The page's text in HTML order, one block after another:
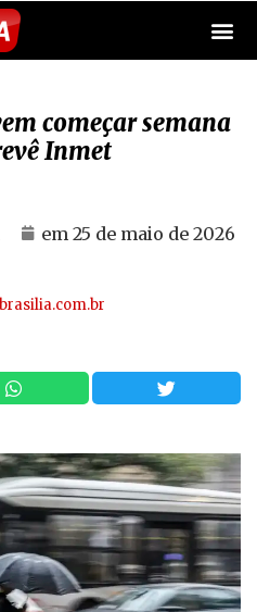
começar semana
Inmet
em 25 de maio de 2026